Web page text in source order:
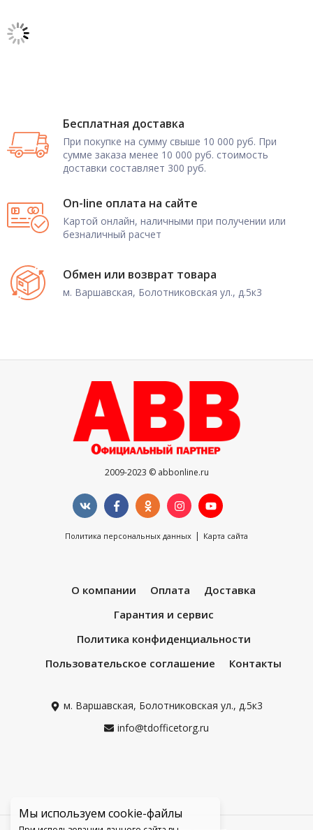
Мы используем cookie-файлы
Бесплатная доставка
При покупке на сумму свыше 10 000 руб. При
сумме заказа менее 10 000 руб. стоимость
доставки составляет 300 руб.
On-line оплата на сайте
Картой онлайн, наличными при получении или
безналичный расчет
Обмен или возврат товара
м. Варшавская, Болотниковская ул., д.5к3
2009-2023 © abbonline.ru
Политика персональных данных | Карта сайта
О компании Оплата
Доставка
Гарантия и сервис
Политика конфиденциальности
Пользовательское соглашение
Контакты
м. Варшавская, Болотниковская ул., д.5к3
info@tdofficetorg.ru